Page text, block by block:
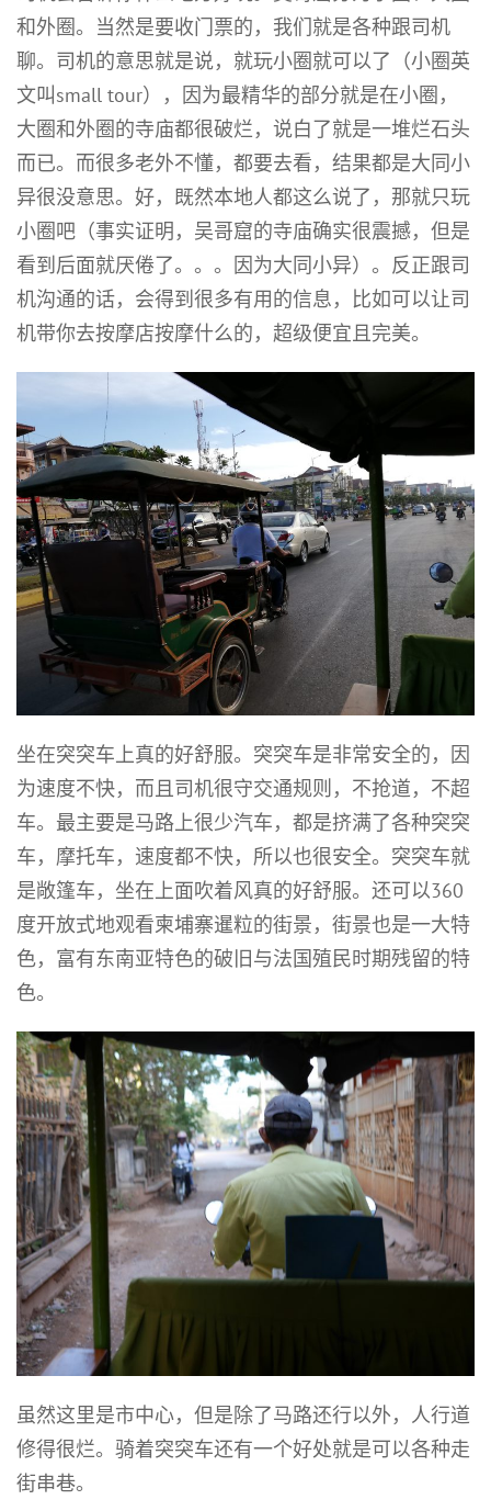
和外圈。当然是要收门票的，我们就是各种跟司机
聊。司机的意思就是说，就玩小圈就可以了（小圈英
文叫small tour），因为最精华的部分就是在小圈，
大圈和外圈的寺庙都很破烂，说白了就是一堆烂石头
而已。而很多老外不懂，都要去看，结果都是大同小
异很没意思。好，既然本地人都这么说了，那就只玩
小圈吧（事实证明，吴哥窟的寺庙确实很震撼，但是
看到后面就厌倦了。。。因为大同小异）。反正跟司
机沟通的话，会得到很多有用的信息，比如可以让司
机带你去按摩店按摩什么的，超级便宜且完美。
坐在突突车上真的好舒服。突突车是非常安全的，因
为速度不快，而且司机很守交通规则，不抢道，不超
车。最主要是马路上很少汽车，都是挤满了各种突突
车，摩托车，速度都不快，所以也很安全。突突车就
是敞篷车，坐在上面吹着风真的好舒服。还可以360
度开放式地观看柬埔寨暹粒的街景，街景也是一大特
色，富有东南亚特色的破旧与法国殖民时期残留的特
色。
虽然这里是市中心，但是除了马路还行以外，人行道
修得很烂。骑着突突车还有一个好处就是可以各种走
街串巷。